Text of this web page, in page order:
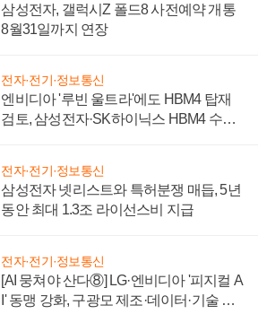
삼성전자, 갤럭시Z 폴드8 사전예약 개통
8월31일까지 연장
전자·전기·정보통신
엔비디아 '루빈 울트라'에도 HBM4 탑재
검토, 삼성전자·SK하이닉스 HBM4 수율
전자·전기·정보통신
삼성전자 넷리스트와 특허분쟁 매듭, 5년
동안 최대 1.3조 라이선스비 지급
전자·전기·정보통신
[AI 뭉쳐야 산다⑧] LG·엔비디아 '피지컬 A
I' 동맹 강화, 구광모 제조·데이터·기술 결